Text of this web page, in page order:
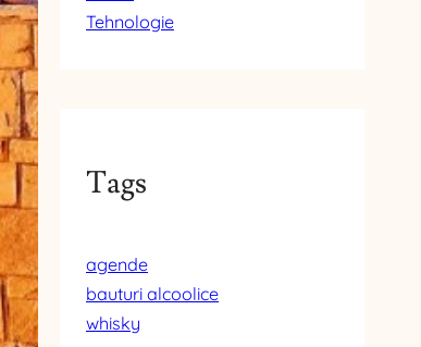
Tehnologie
Tags
agende
bauturi alcoolice
whisky